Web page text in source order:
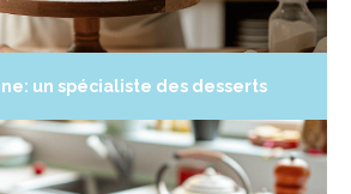
un spécialiste des desserts